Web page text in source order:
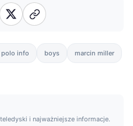
info boys marcin miller
i najważniejsze informacje.